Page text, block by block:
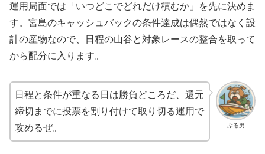
運用局面では「いつどこでどれだけ積むか」を先に決めま
す。宮島のキャッシュバックの条件達成は偶然ではなく設
計の産物なので、日程の山谷と対象レースの整合を取って
から配分に入ります。
ぶる男
日程と条件が重なる日は勝負どころだ、還元
締切までに投票を割り付けて取り切る運用で
攻めるぜ。